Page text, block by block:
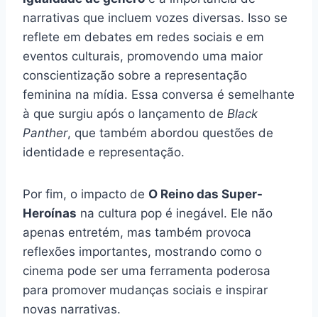
narrativas que incluem vozes diversas. Isso se
reflete em debates em redes sociais e em
eventos culturais, promovendo uma maior
conscientização sobre a representação
feminina na mídia. Essa conversa é semelhante
à que surgiu após o lançamento de Black
Panther, que também abordou questões de
identidade e representação.
Por fim, o impacto de O Reino das Super-
Heroínas na cultura pop é inegável. Ele não
apenas entretém, mas também provoca
reflexões importantes, mostrando como o
cinema pode ser uma ferramenta poderosa
para promover mudanças sociais e inspirar
novas narrativas.